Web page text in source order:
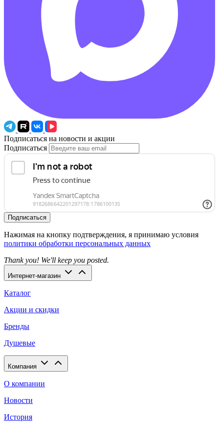
Подписаться на новости и акции
Подписаться
Подписаться
Нажимая на кнопку подтверждения, я принимаю условия
политики обработки персональных данных
Thank you! We'll keep you posted.
Интернет-магазин
Каталог
Акции и скидки
Бренды
Душевые
Компания
О компании
Новости
История